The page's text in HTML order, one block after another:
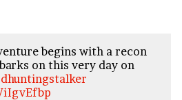
begins with a recon
on this very day on